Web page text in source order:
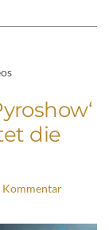
die
Kommentar